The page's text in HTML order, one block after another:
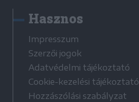
Hasznos
Impresszum
Szerzői jogok
Adatvédelmi tájékoztató
Cookie-kezelési tájékoztató
Hozzászólási szabályzat